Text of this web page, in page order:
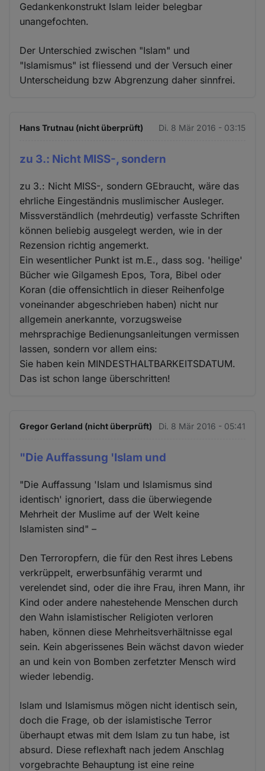
Gedankenkonstrukt Islam leider belegbar
unangefochten.
Der Unterschied zwischen "Islam" und
"Islamismus" ist fliessend und der Versuch einer
Unterscheidung bzw Abgrenzung daher sinnfrei.
Hans Trutnau (nicht überprüft) Di. 8 Mär 2016 - 03:15
zu 3.: Nicht MISS-, sondern
zu 3.: Nicht MISS-, sondern GEbraucht, wäre das
ehrliche Eingeständnis muslimischer Ausleger.
Missverständlich (mehrdeutig) verfasste Schriften
können beliebig ausgelegt werden, wie in der
Rezension richtig angemerkt.
Ein wesentlicher Punkt ist m.E., dass sog. 'heilige'
Bücher wie Gilgamesh Epos, Tora, Bibel oder
Koran (die offensichtlich in dieser Reihenfolge
voneinander abgeschrieben haben) nicht nur
allgemein anerkannte, vorzugsweise
mehrsprachige Bedienungsanleitungen vermissen
lassen, sondern vor allem eins:
Sie haben kein MINDESTHALTBARKEITSDATUM.
Das ist schon lange überschritten!
Gregor Gerland (nicht überprüft) Di. 8 Mär 2016 - 05:41
"Die Auffassung 'Islam und
"Die Auffassung 'Islam und Islamismus sind
identisch' ignoriert, dass die überwiegende
Mehrheit der Muslime auf der Welt keine
Islamisten sind" –
Den Terroropfern, die für den Rest ihres Lebens
verkrüppelt, erwerbsunfähig verarmt und
verelendet sind, oder die ihre Frau, ihren Mann, ihr
Kind oder andere nahestehende Menschen durch
den Wahn islamistischer Religioten verloren
haben, können diese Mehrheitsverhältnisse egal
sein. Kein abgerissenes Bein wächst davon wieder
an und kein von Bomben zerfetzter Mensch wird
wieder lebendig.
Islam und Islamismus mögen nicht identisch sein,
doch die Frage, ob der islamistische Terror
überhaupt etwas mit dem Islam zu tun habe, ist
absurd. Diese reflexhaft nach jedem Anschlag
vorgebrachte Behauptung ist eine reine